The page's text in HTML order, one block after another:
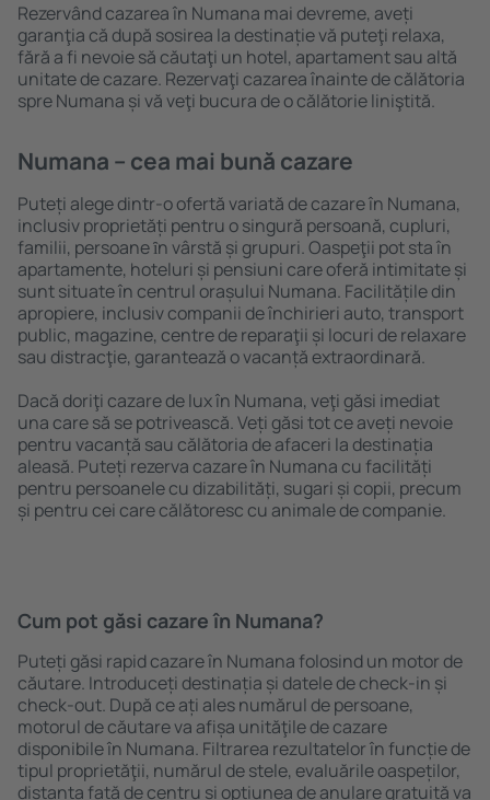
Rezervând cazarea în Numana mai devreme, aveți
garanţia că după sosirea la destinație vă puteţi relaxa,
fără a fi nevoie să căutaţi un hotel, apartament sau altă
unitate de cazare. Rezervaţi cazarea înainte de călătoria
spre Numana și vă veţi bucura de o călătorie liniştită.
Numana – cea mai bună cazare
Puteți alege dintr-o ofertă variată de cazare în Numana,
inclusiv proprietăți pentru o singură persoană, cupluri,
familii, persoane ȋn vârstă și grupuri. Oaspeţii pot sta în
apartamente, hoteluri și pensiuni care oferă intimitate și
sunt situate în centrul orașului Numana. Facilitățile din
apropiere, inclusiv companii de închirieri auto, transport
public, magazine, centre de reparaţii și locuri de relaxare
sau distracţie, garantează o vacanță extraordinară.
Dacă doriţi cazare de lux în Numana, veţi găsi imediat
una care să se potrivească. Veți găsi tot ce aveți nevoie
pentru vacanță sau călătoria de afaceri la destinația
aleasă. Puteți rezerva cazare în Numana cu facilități
pentru persoanele cu dizabilități, sugari și copii, precum
și pentru cei care călătoresc cu animale de companie.
Cum pot găsi cazare în Numana?
Puteți găsi rapid cazare în Numana folosind un motor de
căutare. Introduceți destinația și datele de check-in și
check-out. După ce ați ales numărul de persoane,
motorul de căutare va afișa unităţile de cazare
disponibile în Numana. Filtrarea rezultatelor în funcție de
tipul proprietăţii, numărul de stele, evaluările oaspeților,
distanța față de centru și opțiunea de anulare gratuită va